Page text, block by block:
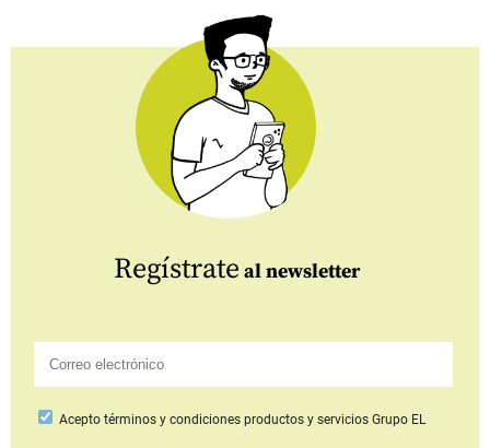
Regístrate al newsletter
Aceptotérminos y condiciones productos y serviciosGrupo EL